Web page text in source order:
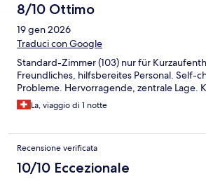
8/10 Ottimo
19 gen 2026
Traduci con Google
Standard-Zimmer (103) nur für
Freundliches, hilfsbereites Personal. Self-
Probleme. Hervorragende, zentrale Lage.
La, viaggio di 1 notte
Recensione verificata
10/10 Eccezionale